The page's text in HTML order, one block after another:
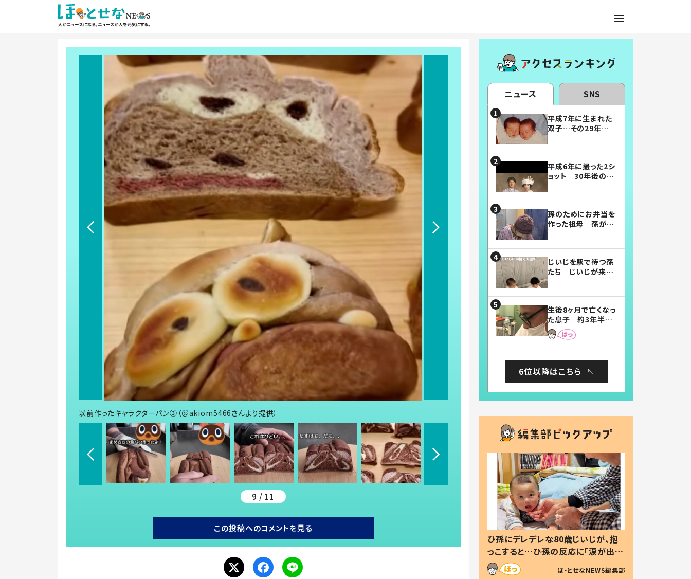
以前作ったキャラクターパン③（＠akiom5466さんより提供）
9 / 11
この投稿へのコメントを見る
ニュース SNS
平成7年に生まれた
双子…その29年後
平成6年に撮った2シ
ョット 30年後の姿
孫のためにお弁当を
作った祖母 孫が絶
じいじを駅で待つ孫
たち じいじが来た
まらない」「幸せにな
れる」
生後8ヶ月で亡くなっ
た息子 約3年半
後、当時の妻の日記
に書いてあった本音
6位以降はこちら
ひ孫にデレデレな80歳じいじが、抱
っこすると…ひ孫の反応に「涙が出ま
した」「可愛くて仕方ない」
ほ・とせなNEWS編集部